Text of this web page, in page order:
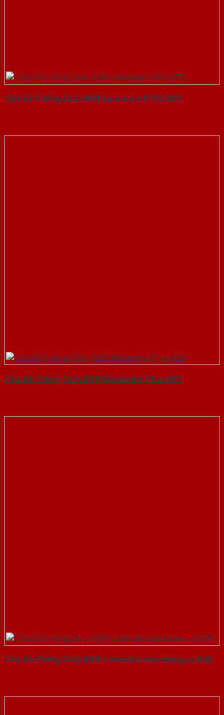
Cửa Gỗ Chống Cháy MDF Laminate P1R2-SGD
Cửa Gỗ Chống Cháy MDF Melamine P1-a-SGD
Cửa Gỗ Chống Cháy MDF Laminate van ngang-a-SGD